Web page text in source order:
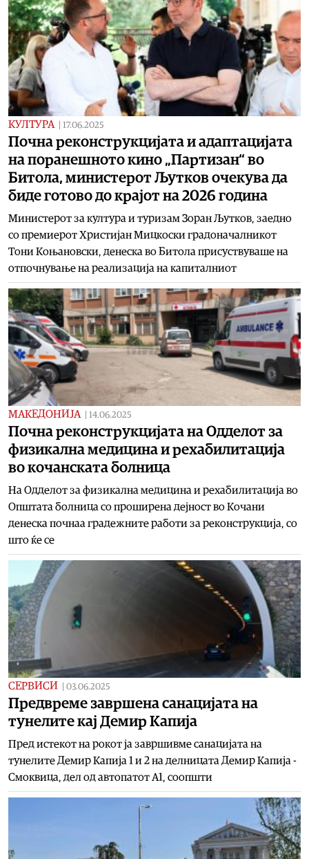
КУЛТУРА 17.06.2025
Почна реконструкцијата и адаптацијата
на поранешното кино „Партизан“ во
Битола, министерот Љутков очекува да
биде готово до крајот на 2026 година
Министерот за култура и туризам Зоран Љутков, заедно
со премиерот Христијан Мицкоски градоначалникот
Тони Коњановски, денеска во Битола присуствуваше на
отпочнување на реализација на капиталниот
МАКЕДОНИЈА 14.06.2025
Почна реконструкцијата на Одделот за
физикална медицина и рехабилитација
во кочанската болница
На Одделот за физикална медицина и рехабилитација во
Општата болница со проширена дејност во Кочани
денеска почнаа градежните работи за реконструкција, со
што ќе се
СЕРВИСИ 03.06.2025
Предвреме завршена санацијата на
тунелите кај Демир Капија
Пред истекот на рокот ја завршивме санацијата на
тунелите Демир Капија 1 и 2 на делницата Демир Капија -
Смоквица, дел од автопатот А1, соопшти